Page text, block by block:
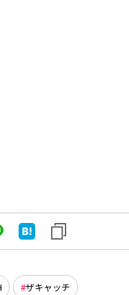
ザキャッチ